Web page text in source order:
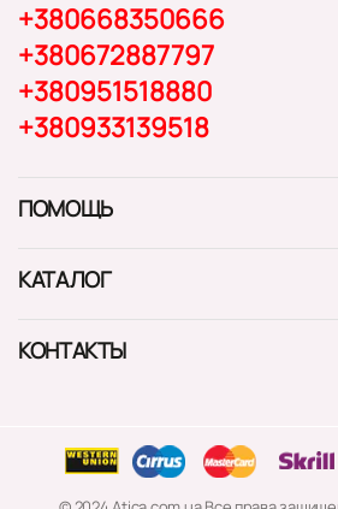
+380668350666
+380672887797
+380951518880
+380933139518
ПОМОЩЬ
КАТАЛОГ
КОНТАКТЫ